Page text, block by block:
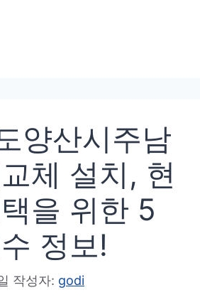
양산시주남
체 설치, 현
을 위한 5
정보!
작성자: godi